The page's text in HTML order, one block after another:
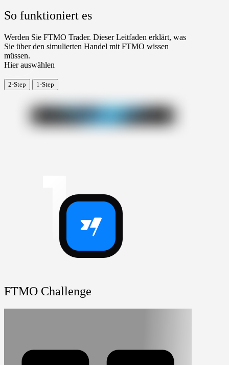
So funktioniert es
Werden Sie FTMO Trader. Dieser Leitfaden erklärt, was
Sie über den simulierten Handel mit FTMO wissen
müssen.
Hier auswählen
2-Step 1-Step
FTMO Challenge